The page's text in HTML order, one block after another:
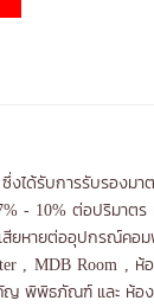
ด้รับการรับรองมา
- 10% ต่อปริมาต
สียหายต่ออุปกรณ์ค
, MDB Room ,
คัญ พิพิธภัณฑ์ และ ห้อ